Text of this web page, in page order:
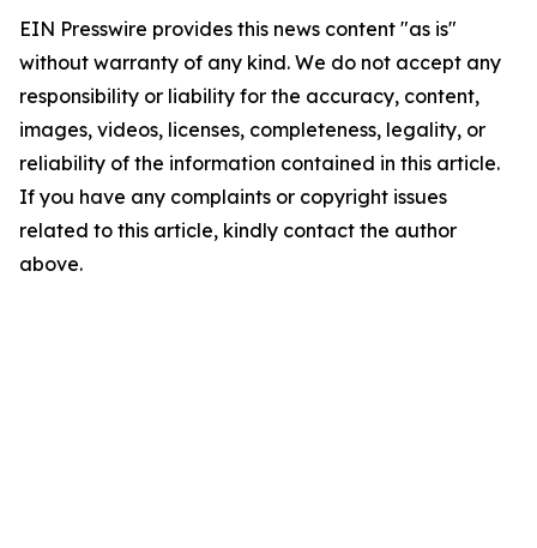
EIN Presswire provides this news content "as is"
without warranty of any kind. We do not accept any
responsibility or liability for the accuracy, content,
images, videos, licenses, completeness, legality, or
reliability of the information contained in this article.
If you have any complaints or copyright issues
related to this article, kindly contact the author
above.